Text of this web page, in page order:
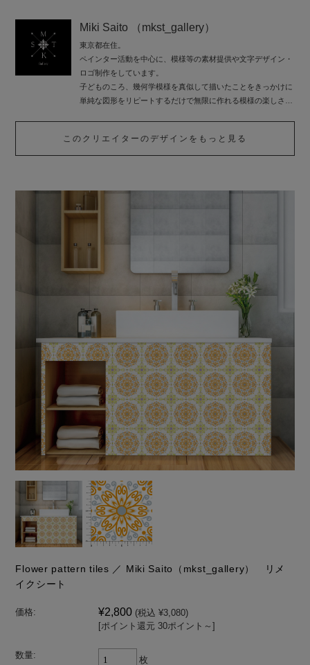
Miki Saito （mkst_gallery）
東京都在住。
ペインター活動を中心に、模様等の素材提供や文字デザイン・
ロゴ制作をしています。
子どものころ、幾何学模様を真似して描いたことをきっかけに
単純な図形をリピートするだけで無限に作れる模様の楽しさに
ち込んでいます。
模様は、インテリア・服・街中など様々な所にある、一番身近
少しでも多くの方に模様の世界に触れていただき、 楽しみな
このクリエイターのデザインをもっと見る
Flower pattern tiles ／ Miki Saito（mkst_gallery） リメ
イクシート
価格: ¥2,800 (税込 ¥3,080)
[ポイント還元 30ポイント～]
数量: 枚